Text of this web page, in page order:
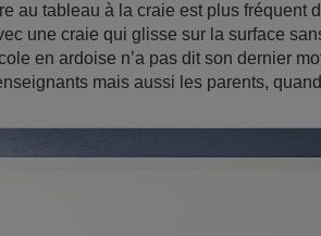
au tableau à la craie est plus fréquent
une craie qui glisse sur la surface
en ardoise n’a pas dit son dernier
mais aussi les parents,